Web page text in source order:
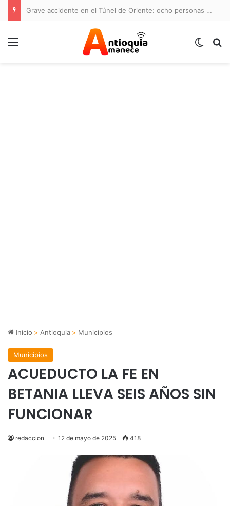
Grave accidente en el Túnel de Oriente: ocho personas lesionadas y cierre de la vía
Menú
Inicio > Antioquia > Municipios
Municipios
ACUEDUCTO LA FE EN
BETANIA LLEVA SEIS AÑOS SIN
FUNCIONAR
redaccion 12 de mayo de 2025 418